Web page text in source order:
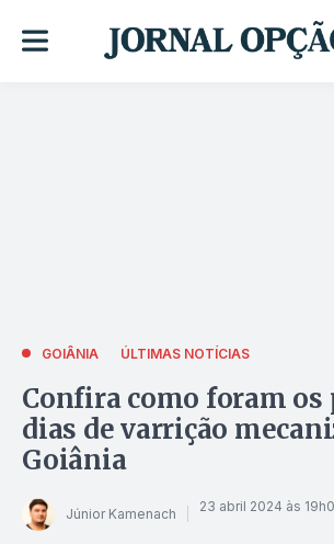
GOIÂNIA ÚLTIMAS NOTÍCIAS
Confira como foram
dias de varrição
Goiânia
Júnior Kamenach 23 abril 2024 às